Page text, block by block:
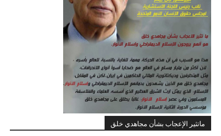
ماتثير الإعجاب بشأن مجاهدي خلق